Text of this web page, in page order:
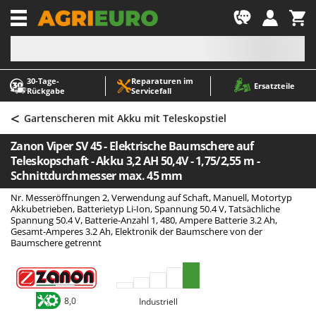
30‑Tage-
Rückgabe
Reparaturen im
Servicefall
Ersatzteile
-1
A
Abbeermaschinen - Traubenmühlen
Abfüllgeräte
Akku Gartenscheren
Akku Gras- und Strauchscheren
Akku-Stichsägen
Allzwecktransporter - Motorschubkarren
Alu-Teleskopleitern
Anbaubagger Heckbagger für Traktoren
Arbeitsschutzkleidung
Aschesauger
Astkettensägen - Hochentaster
A
ABAC
AgriEuro Premium
AgriEuro TOP-LINE
AGT
Aima
Airmec
AL-KO
ALA 2000
Alce
Alpina
Ama
< Gartenscheren mit Akku mit Teleskopstiel
Zanon Viper SV 45 - Elektrische Baumschere auf
Teleskopschaft - Akku 3,2 AH 50,4V - 1,75/2,55 m -
Schnittdurchmesser max. 45 mm
Nr. Messeröffnungen 2, Verwendung auf Schaft, Manuell, Motortyp
Akkubetrieben, Batterietyp Li-Ion, Spannung 50.4 V, Tatsächliche
Spannung 50.4 V, Batterie-Anzahl 1, 480, Ampere Batterie 3.2 Ah,
Gesamt-Amperes 3.2 Ah, Elektronik der Baumschere von der
Baumschere getrennt
8,0 Industriell